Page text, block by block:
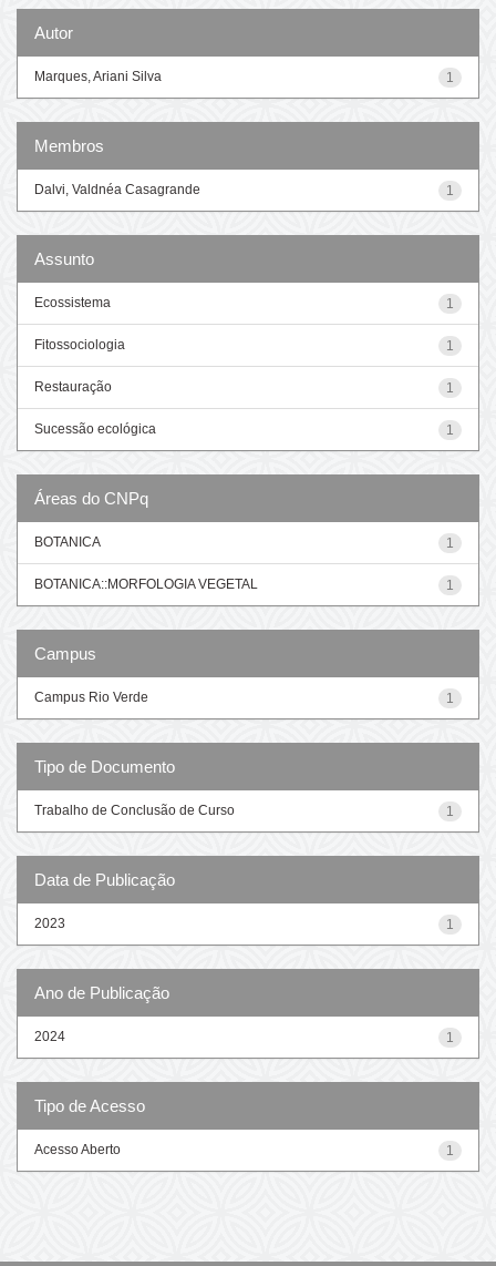
Autor
1
Marques, Ariani Silva
Membros
1
Dalvi, Valdnéa Casagrande
Assunto
1
Ecossistema
1
Fitossociologia
1
Restauração
1
Sucessão ecológica
Áreas do CNPq
1
BOTANICA
1
BOTANICA::MORFOLOGIA VEGETAL
Campus
1
Campus Rio Verde
Tipo de Documento
1
Trabalho de Conclusão de Curso
Data de Publicação
1
2023
Ano de Publicação
1
2024
Tipo de Acesso
1
Acesso Aberto